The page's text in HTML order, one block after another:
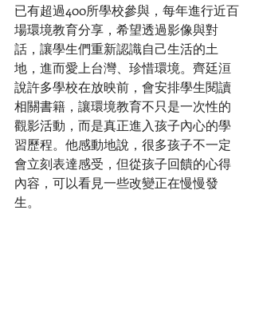
已有超過400所學校參與，每年進行近百
場環境教育分享，希望透過影像與對
話，讓學生們重新認識自己生活的土
地，進而愛上台灣、珍惜環境。齊廷洹
說許多學校在放映前，會安排學生閱讀
相關書籍，讓環境教育不只是一次性的
觀影活動，而是真正進入孩子內心的學
習歷程。他感動地說，很多孩子不一定
會立刻表達感受，但從孩子回饋的心得
內容，可以看見一些改變正在慢慢發
生。